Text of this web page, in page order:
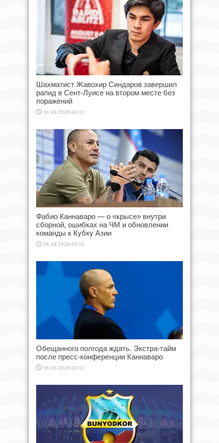
Шахматист Жавохир Синдаров завершил
рапид в Сент-Луисе на втором месте без
поражений
06.08.2026 00:10
Фабио Каннаваро — о «крысе» внутри
сборной, ошибках на ЧМ и обновлении
команды к Кубку Азии
06.08.2026 00:10
Обещанного полгода ждать. Экстра-тайм
после пресс-конференции Каннаваро
06.08.2026 00:10